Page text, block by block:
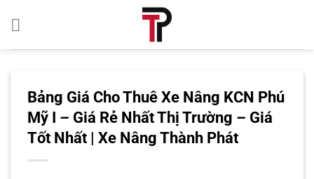
Bảng Giá Cho Thuê Xe Nâng KCN Phú
Mỹ I – Giá Rẻ Nhất Thị Trường – Giá
Tốt Nhất | Xe Nâng Thành Phát